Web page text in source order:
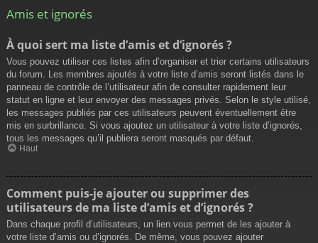
Amis et ignorés
À quoi sert ma liste d’amis et d’ignorés ?
Vous pouvez utiliser ces listes afin d’organiser et trier certains utilisateurs
du forum. Les membres ajoutés à votre liste d’amis seront listés dans le
panneau de contrôle de l’utilisateur afin de consulter rapidement leur
statut en ligne et leur envoyer des messages privés. Selon le style utilisé,
les messages publiés par ces utilisateurs peuvent éventuellement être
mis en surbrillance. Si vous ajoutez un utilisateur à votre liste d’ignorés,
tous les messages qu’il publiera seront masqués par défaut.
Haut
Comment puis-je ajouter ou supprimer des
utilisateurs de ma liste d’amis et d’ignorés ?
Dans chaque profil d’utilisateurs, un lien vous permet de les ajouter à
votre liste d’amis ou d’ignorés. De même, vous pouvez ajouter